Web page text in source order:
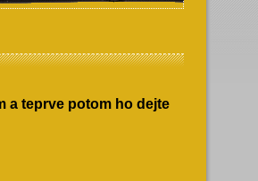
a teprve potom ho dejte